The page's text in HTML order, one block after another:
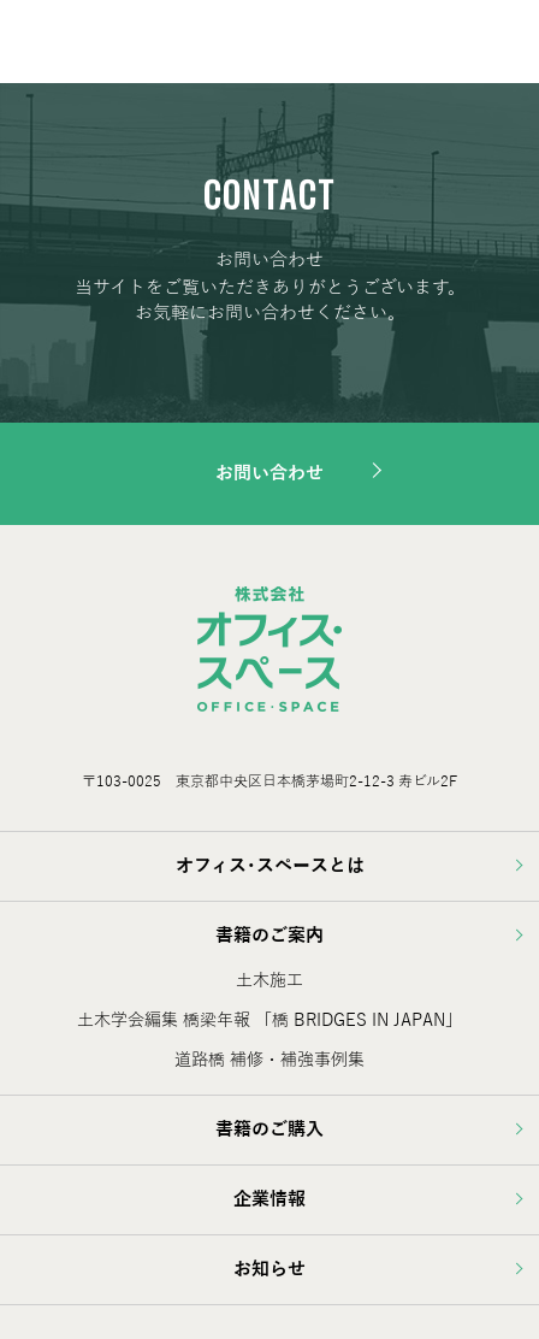
CONTACT
お問い合わせ
当サイトをご覧いただきありがとうございます。
お気軽にお問い合わせください。
お問い合わせ
〒103-0025 東京都中央区日本橋茅場町2-12-3 寿ビル2F
オフィス･スペースとは
書籍のご案内
土木施工
土木学会編集 橋梁年報 「橋 BRIDGES IN JAPAN」
道路橋 補修・補強事例集
書籍のご購入
企業情報
お知らせ